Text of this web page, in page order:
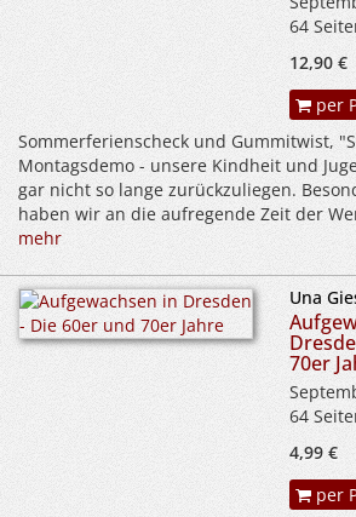
64
12,90 €
per
Sommerferienscheck und Gummitwist,
Montagsdemo - unsere Kindheit und
gar nicht so lange zurückzuliegen.
haben wir an die aufregende Zeit der
mehr
Una
70er
64
4,99 €
per